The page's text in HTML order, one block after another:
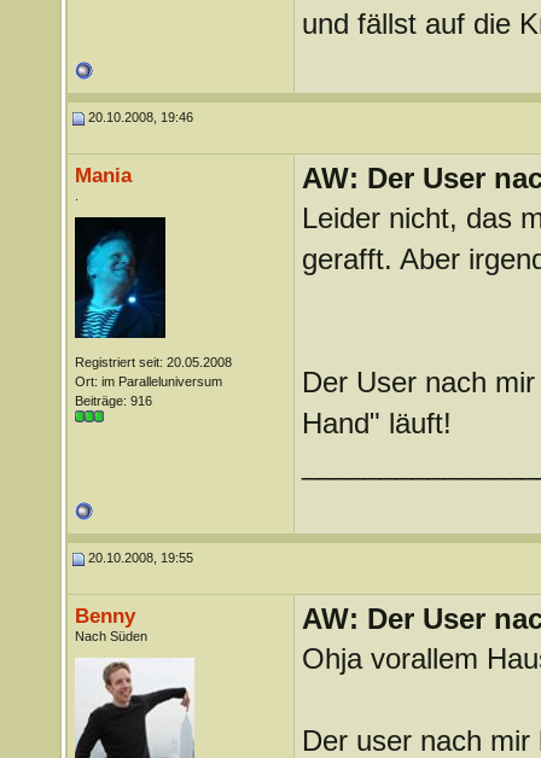
und fällst auf die
20.10.2008, 19:46
Mania
Registriert seit: 20.05.2008
Ort: im Paralleluniversum
Beiträge: 916
AW: Der User
Leider nicht, das
gerafft. Aber
Der User nach
Hand" läuft!
20.10.2008, 19:55
Benny
Nach Süden
AW: Der User
Ohja vorallem
Der user nach